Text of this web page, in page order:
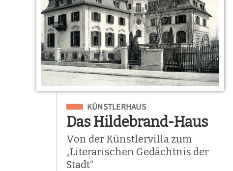
Eingeordnet unter
KÜNSTLERHAUS
Das Hildebrand-Haus
Von der Künstlervilla zum
„Literarischen Gedächtnis der
Stadt“